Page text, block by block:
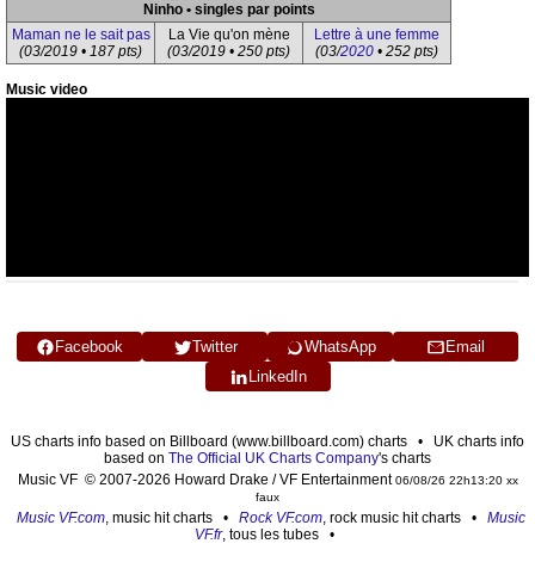
Ninho • singles par points
Maman ne le sait pas
(03/2019 • 187 pts)
La Vie qu'on mène
(03/2019 • 250 pts)
Lettre à une femme
(03/2020 • 252 pts)
Music video
Facebook Twitter WhatsApp
Email
LinkedIn
US charts info based on Billboard (www.billboard.com) charts • UK charts info
based on The Official UK Charts Company's charts
Music VF © 2007-2026 Howard Drake / VF Entertainment06/08/26 22h13:20 xx
faux
Music VF.com, music hit charts • Rock VF.com, rock music hit charts • Music
VF.fr, tous les tubes •